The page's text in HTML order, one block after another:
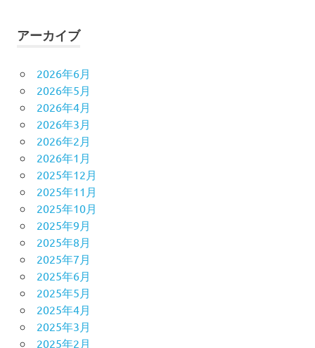
アーカイブ
2026年6月
2026年5月
2026年4月
2026年3月
2026年2月
2026年1月
2025年12月
2025年11月
2025年10月
2025年9月
2025年8月
2025年7月
2025年6月
2025年5月
2025年4月
2025年3月
2025年2月